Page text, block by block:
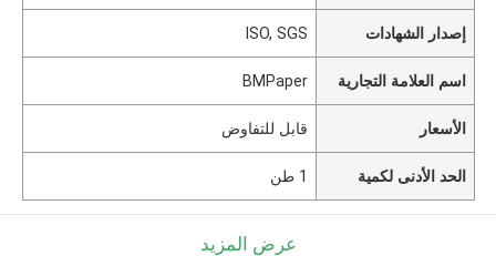
إصدار الشهادات ISO, SGS
اسم العلامة التجارية BMPaper
الأسعار قابل للتفاوض
الحد الأدنى لكمية 1 طن
عرض المزيد